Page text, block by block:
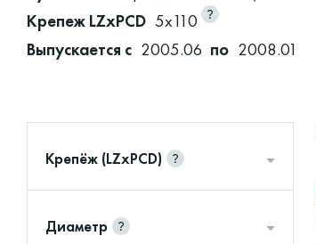
Крепеж LZxPCD 5x110
Выпускается с 2005.06 по 2008.01
Крепёж (LZxPCD)
Диаметр